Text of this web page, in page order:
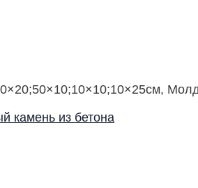
камень из бетона